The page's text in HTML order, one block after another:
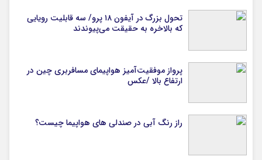
تحول بزرگ در آیفون ۱۸ پرو/ سه قابلیت رویایی
که بالاخره به حقیقت می‌پیوندند
پرواز موفقیت‌آمیز هواپیمای مسافربری چین در
ارتفاع بالا /عکس
راز رنگ آبی در صندلی های هواپیما چیست؟